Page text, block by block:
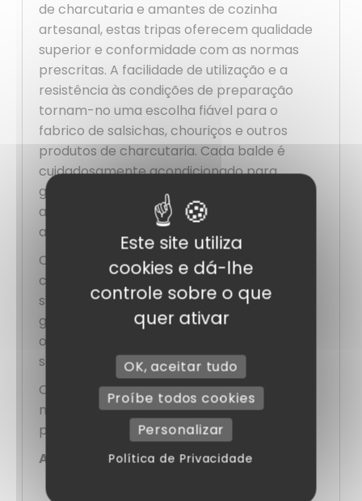
de charcutaria e amantes de cozinha
artesanal, estas tripas oferecem qualidade
superior e conformidade com as normas
prescritas. A facilidade de utilização e a
resistência às condições de preparação
tornam-no uma escolha fiável para o
fabrico de salsichas, chouriços e outros
produtos de charcutaria. Cada balde é
cuidadosamente acondicionado para
garantir frescura e praticidade,
assegurando assim uma conservação ideal
até à utilização final.
Confie no nosso produto para resultados
consistentes e uma textura autêntica nas
suas preparações culinárias. Perfeito para
grandes produções, estes baldes cumprem
os requisitos rigorosos de qualidade e de
segurança alimentar.
Opte pela qualidade e fiabilidade com os
nossos baldes de tripa de carneiro Halal
para criações culinárias excecionais.
As suas vantagens:
Este site utiliza
cookies e dá-lhe
controle sobre o que
quer ativar
OK, aceitar tudo
Proíbe todos cookies
Personalizar
Política de Privacidade